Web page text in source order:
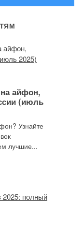
айфон,
(июль
Узнайте
лучшие...